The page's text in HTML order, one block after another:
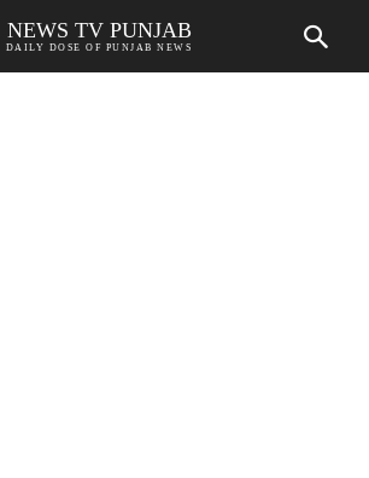
NEWS TV PUNJAB
DAILY DOSE OF PUNJAB NEWS